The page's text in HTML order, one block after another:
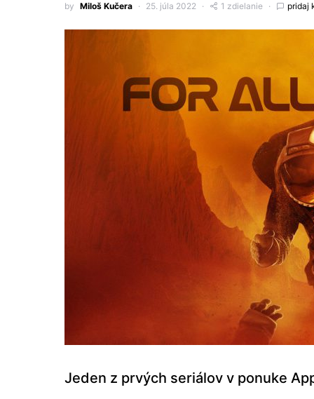
by Miloš Kučera 25. júla 2022 1 zdielanie pridaj
Jeden z prvých seriálov v ponuke